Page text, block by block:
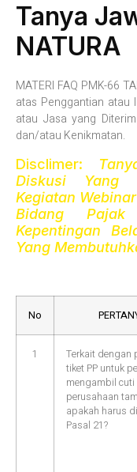
Tanya
NATURA
MATERI FAQ PMK-66
atas Penggantian atau
atau Jasa yang
dan/atau Kenikmatan.
Disclimer:
Diskusi Yang
Kegiatan
Bidang
Kepentingan
Yang
No
1
Terkait dengan
tiket PP untuk
mengambil cuti
perusahaan
apakah harus
Pasal 21?